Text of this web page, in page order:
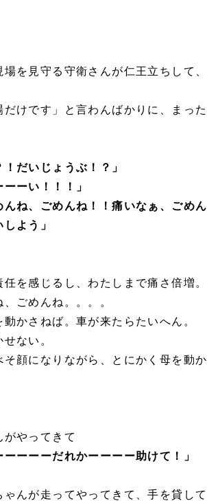
を見守る守衛さんが仁王立ちして、
だけです」と言わんばかりに、まった
だいじょうぶ！？」
ーい！！！」
んね、ごめんね！！痛いなぁ、ごめん
よう」
を感じるし、わたしまで痛さ倍増。
ごめんね。。。。
かさねば。車が来たらたいへん。
ない。
顔になりながら、とにかく母を動か
やってきて
ーーーだれかーーーー助けて！」
んが走ってやってきて、手を貸して